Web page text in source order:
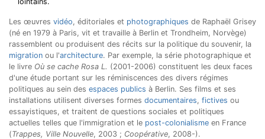
Les œuvres vidéo, éditoriales et photographiques de Raphaël Grisey
(né en 1979 à Paris, vit et travaille à Berlin et Trondheim, Norvège)
rassemblent ou produisent des récits sur la politique du souvenir, la
migration ou l'architecture. Par exemple, la série photographique et
le livre Où se cache Rosa L. (2001-2006) constituent les deux faces
d'une étude portant sur les réminiscences des divers régimes
politiques au sein des espaces publics à Berlin. Ses films et ses
installations utilisent diverses formes documentaires, fictives ou
essayistiques, et traitent de questions sociales et politiques
actuelles telles que l'immigration et le post-colonialisme en France
(Trappes, Ville Nouvelle, 2003 ; Coopérative, 2008-).